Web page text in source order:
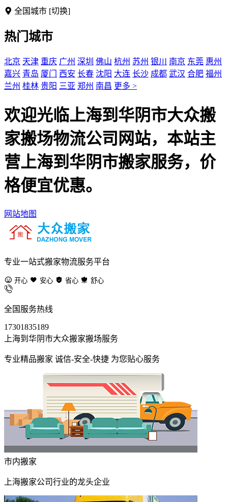
全国城市 [切换]
热门城市
北京 天津 重庆 广州 深圳 佛山 杭州 苏州 银川 南京 东莞 惠州
嘉兴 青岛 厦门 西安 长春 沈阳 大连 长沙 成都 武汉 合肥 福州
兰州 桂林 贵阳 三亚 郑州 南昌 更多 >
欢迎光临上海到华阴市大众搬
家搬场物流公司网站，本站主
营上海到华阴市搬家服务，价
格便宜优惠。
网站地图
专业一站式搬家物流服务平台
开心 安心 省心 舒心
全国服务热线
17301835189
上海到华阴市大众搬家搬场服务
专业精品搬家 诚信-安全-快捷 为您贴心服务
市内搬家
上海搬家公司行业的龙头企业